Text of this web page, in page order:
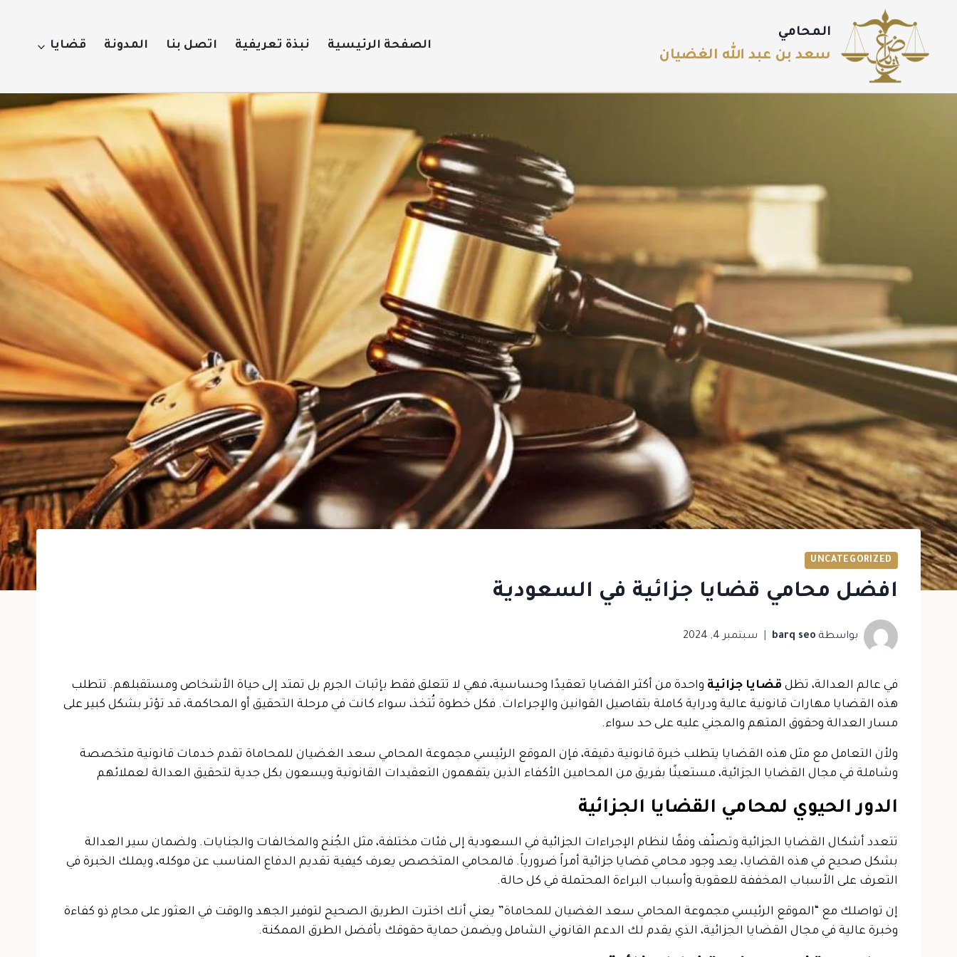
المحامي
سعد بن عبد الله الغضيان
الصفحة الرئيسية نبذة تعريفية اتصل بنا المدونة قضايا
UNCATEGORIZED
افضل محامي قضايا جزائية في السعودية
بواسطة barq seo سبتمبر 4, 2024
في عالم العدالة، تظل قضايا جزائية واحدة من أكثر القضايا تعقيدًا وحساسية، فهي لا تتعلق فقط بإثبات الجرم بل تمتد إلى حياة الأشخاص ومستقبلهم. تتطلب
هذه القضايا مهارات قانونية عالية ودراية كاملة بتفاصيل القوانين والإجراءات. فكل خطوة تُتخذ، سواء كانت في مرحلة التحقيق أو المحاكمة، قد تؤثر بشكل كبير على
مسار العدالة وحقوق المتهم والمجني عليه على حد سواء.
ولأن التعامل مع مثل هذه القضايا يتطلب خبرة قانونية دقيقة، فإن الموقع الرئيسي مجموعة المحامي سعد الغضيان للمحاماة تقدم خدمات قانونية متخصصة
وشاملة في مجال القضايا الجزائية، مستعينًا بفريق من المحامين الأكفاء الذين يتفهمون التعقيدات القانونية ويسعون بكل جدية لتحقيق العدالة لعملائهم
الدور الحيوي لمحامي القضايا الجزائية
تتعدد أشكال القضايا الجزائية وتصنّف وفقًا لنظام الإجراءات الجزائية في السعودية إلى فئات مختلفة، مثل الجُنح والمخالفات والجنايات. ولضمان سير العدالة
بشكل صحيح في هذه القضايا، يعد وجود محامي قضايا جزائية أمراً ضرورياً. فالمحامي المتخصص يعرف كيفية تقديم الدفاع المناسب عن موكله، ويملك الخبرة في
التعرف على الأسباب المخففة للعقوبة وأسباب البراءة المحتملة في كل حالة.
إن تواصلك مع “الموقع الرئيسي مجموعة المحامي سعد الغضيان للمحاماة” يعني أنك اخترت الطريق الصحيح لتوفير الجهد والوقت في العثور على محامٍ ذو كفاءة
وخبرة عالية في مجال القضايا الجزائية، الذي يقدم لك الدعم القانوني الشامل ويضمن حماية حقوقك بأفضل الطرق الممكنة.